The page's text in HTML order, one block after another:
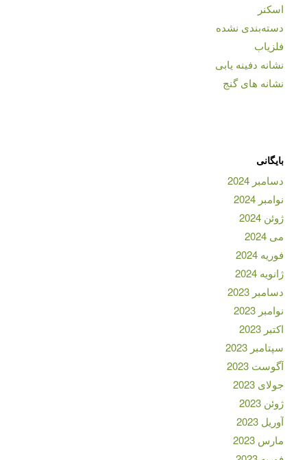
اسکنر
دسته‌بندی نشده
فلزیاب
نشانه دفینه یابی
نشانه های گنج
بایگانی
دسامبر 2024
نوامبر 2024
ژوئن 2024
می 2024
فوریه 2024
ژانویه 2024
دسامبر 2023
نوامبر 2023
اکتبر 2023
سپتامبر 2023
آگوست 2023
جولای 2023
ژوئن 2023
آوریل 2023
مارس 2023